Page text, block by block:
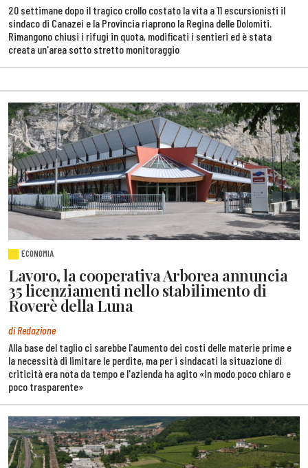
20 settimane dopo il tragico crollo costato la vita a 11 escursionisti il
sindaco di Canazei e la Provincia riaprono la Regina delle Dolomiti.
Rimangono chiusi i rifugi in quota, modificati i sentieri ed è stata
creata un'area sotto stretto monitoraggio
ECONOMIA
Lavoro, la cooperativa Arborea annuncia
35 licenziamenti nello stabilimento di
Roverè della Luna
di Redazione
Alla base del taglio ci sarebbe l'aumento dei costi delle materie prime e
la necessità di limitare le perdite, ma per i sindacati la situazione di
criticità era nota da tempo e l'azienda ha agito «in modo poco chiaro e
poco trasparente»